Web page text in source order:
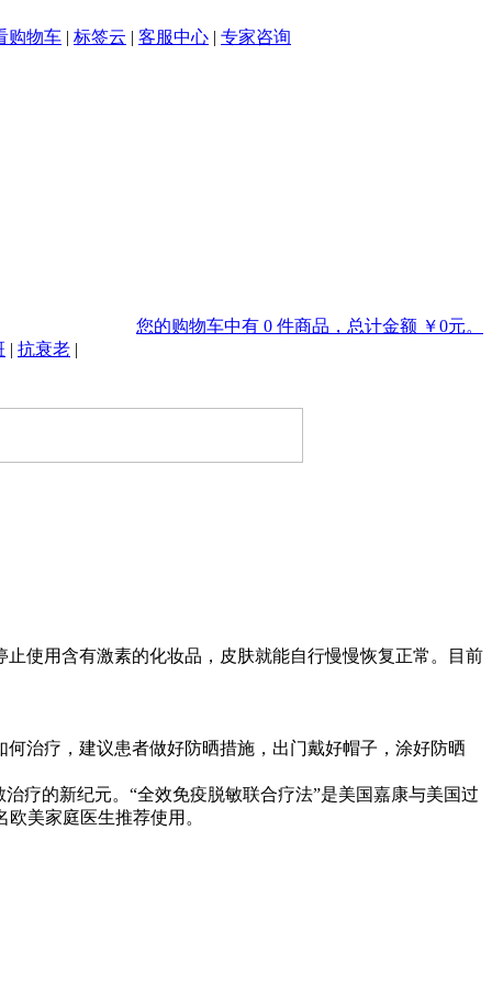
购物车 | 标签云 | 客服中心 | 专家咨询
您的购物车中有 0 件商品，总计金额 ￥0元。
| 抗衰老 |
使用含有激素的化妆品，皮肤就能自行慢慢恢复正常。目前
治疗，建议患者做好防晒措施，出门戴好帽子，涂好防晒
疗的新纪元。“全效免疫脱敏联合疗法”是美国嘉康与美国过
美家庭医生推荐使用。